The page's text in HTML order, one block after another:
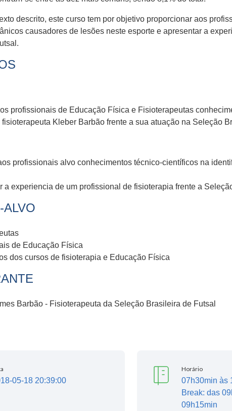
descrito, este curso tem por objetivo proporcionar aos
causadores de lesões neste esporte e apresentar a
profissionais de Educação Física e Fisioterapeutas
Kleber Barbão frente a sua atuação na Seleção
profissionais alvo conhecimentos técnico-científicos na
a experiencia de um profissional de fisioterapia frente a
ALVO
de Educação Física
dos cursos de fisioterapia e Educação Física
Barbão - Fisioterapeuta da Seleção Brasileira de Futsal
05-18 20:39:00
Horário
07h30min às
Break: das
09h15min